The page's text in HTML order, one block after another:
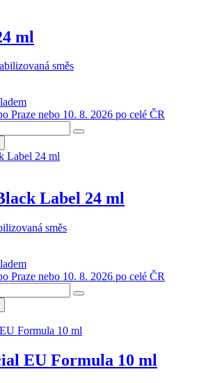
ml
směs
Praze nebo 10. 8. 2026 po celé ČR
Label 24 ml
směs
Praze nebo 10. 8. 2026 po celé ČR
EU Formula 10 ml